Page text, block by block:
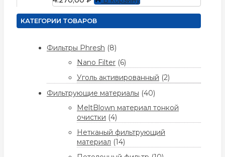
КАТЕГОРИИ ТОВАРОВ
Фильтры Phresh (8)
Nano Filter (6)
Уголь активированный (2)
Фильтрующие материалы (40)
MeltBlown материал тонкой
очистки (4)
Нетканый фильтрующий
материал (14)